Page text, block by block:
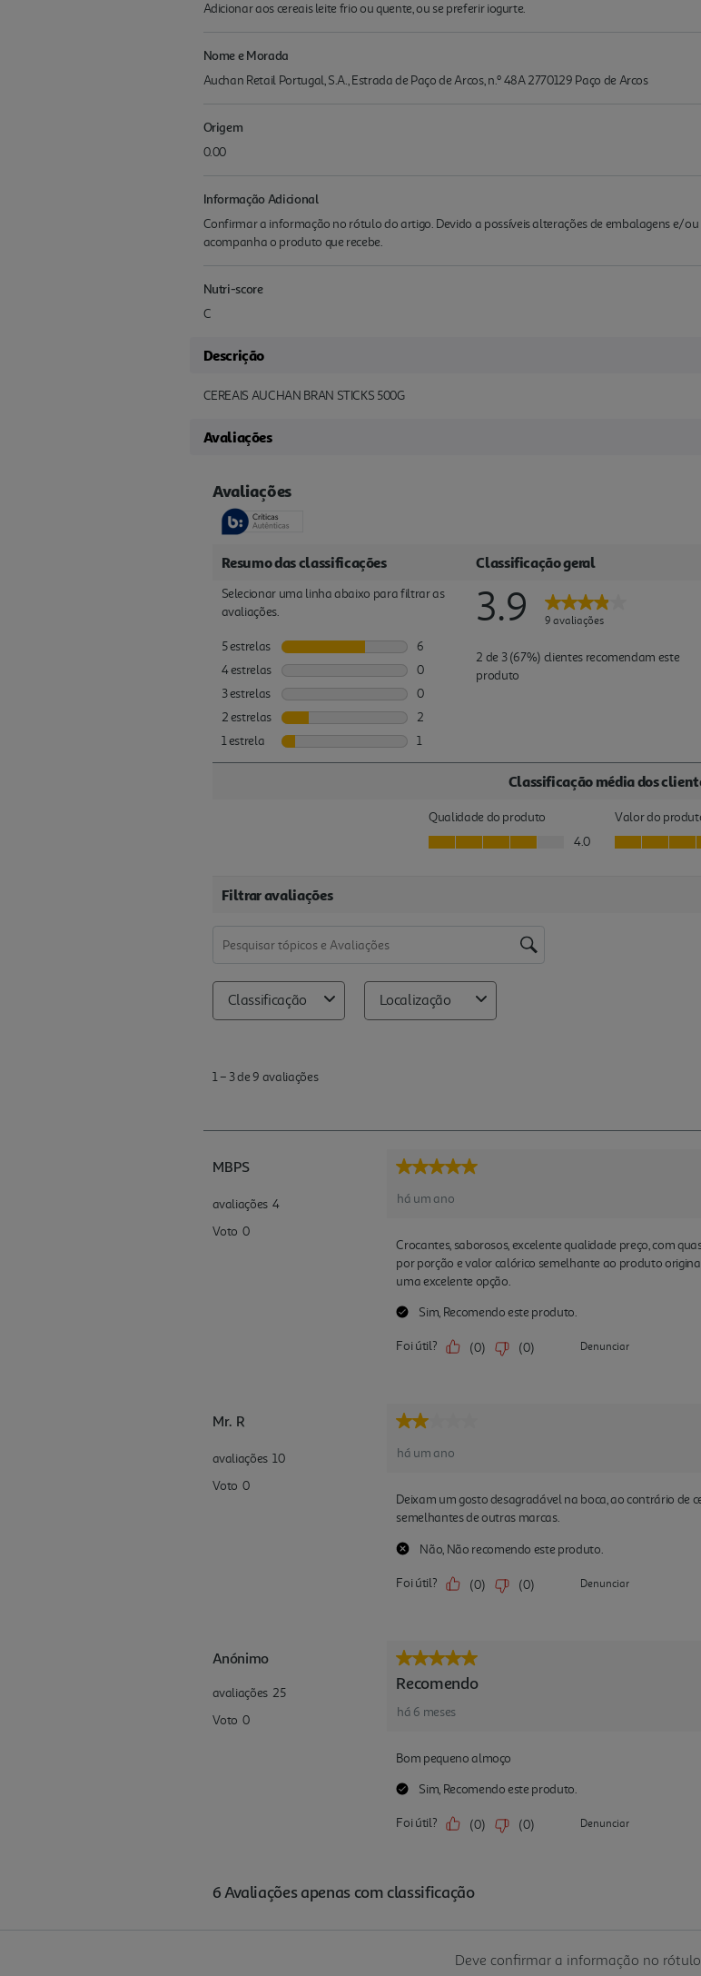
Adicionar aos cereais leite frio ou quente, ou se preferir iogurte.
Nome e Morada
Auchan Retail Portugal, S.A., Estrada de Paço de Arcos, n.º 48A 2770129 Paço de Arcos
Origem
0.00
Informação Adicional
Confirmar a informação no rótulo do artigo. Devido a possíveis alterações de embalagens e/
acompanha o produto que recebe.
Nutri-score
C
Descrição
CEREAIS AUCHAN BRAN STICKS 500G
Avaliações
Deve confirmar a informação no